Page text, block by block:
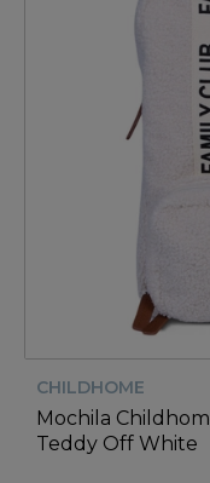
CHILDHOME
Mochila
Teddy Off White